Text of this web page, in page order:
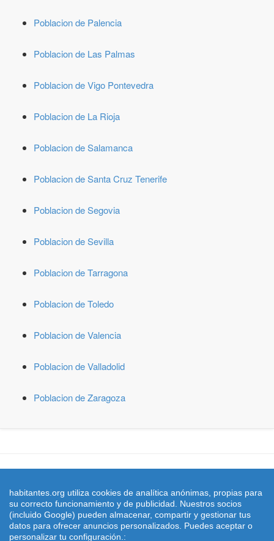
Poblacion de Palencia
Poblacion de Las Palmas
Poblacion de Vigo Pontevedra
Poblacion de La Rioja
Poblacion de Salamanca
Poblacion de Santa Cruz Tenerife
Poblacion de Segovia
Poblacion de Sevilla
Poblacion de Tarragona
Poblacion de Toledo
Poblacion de Valencia
Poblacion de Valladolid
Poblacion de Zaragoza
© 2026 habitantes.org. Censo de Poblacion con el padron y
y municipios
Cifras de poblacion referidas al 01/01/2022 publicadas en el BOE nº
305 de fecha 21 Diciembre 2.022 elINE- Instituto Nacional de
Estadistica
habitantes.org utiliza cookies de analítica anónimas, propias para
su correcto funcionamiento y de publicidad. Nuestros socios
(incluido Google) pueden almacenar, compartir y gestionar tus
datos para ofrecer anuncios personalizados. Puedes aceptar o
personalizar tu configuración.: